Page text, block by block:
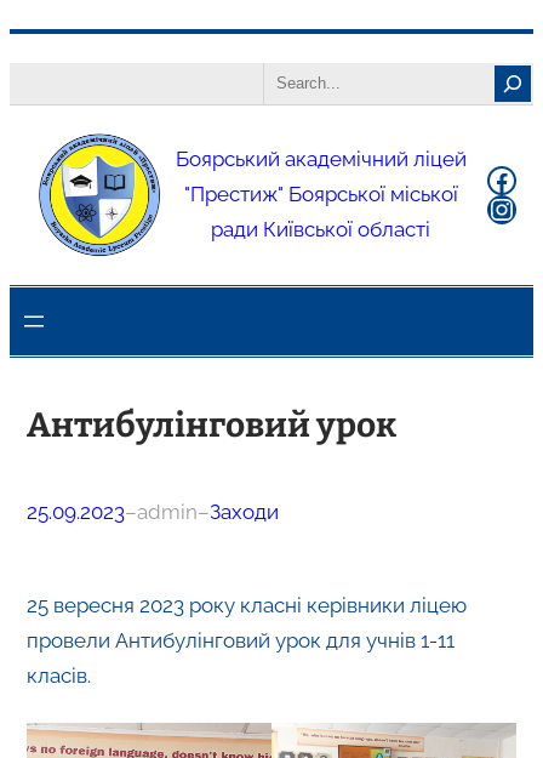
Боярський академічний ліцей
"Престиж" Боярської міської
ради Київської області
Антибулінговий урок
25.09.2023–admin–Заходи
25 вересня 2023 року класні керівники ліцею
провели Антибулінговий урок для учнів 1-11
класів.